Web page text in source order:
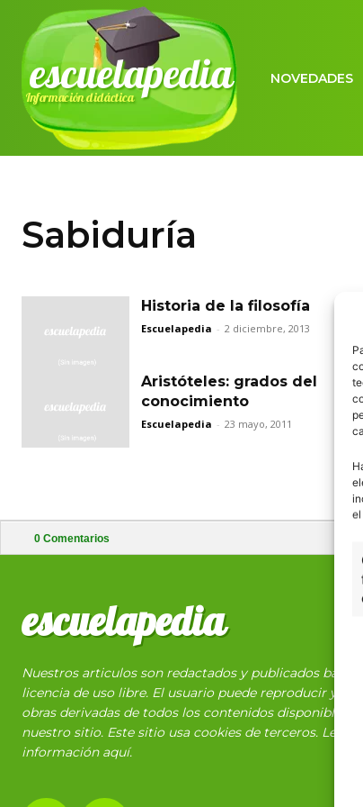
escuelapedia
Información didáctica
NOVEDADES
Sabiduría
Historia de la filosofía
Escuelapedia - 2 diciembre, 2013
Aristóteles: grados del
conocimiento
Escuelapedia - 23 mayo, 2011
0 Comentarios
escuelapedia
Nuestros articulos son redactados y publicados bajo
licencia de uso libre. El usuario puede reproducir y
obras derivadas de todos los contenidos disponibles en
nuestro sitio. Este sitio usa cookies de terceros. Lea
información aquí.